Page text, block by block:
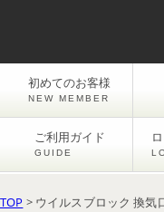
初めてのお客様
NEW MEMBER
ご利用ガイド
GUIDE
TOP > ウイルスブロック 換気